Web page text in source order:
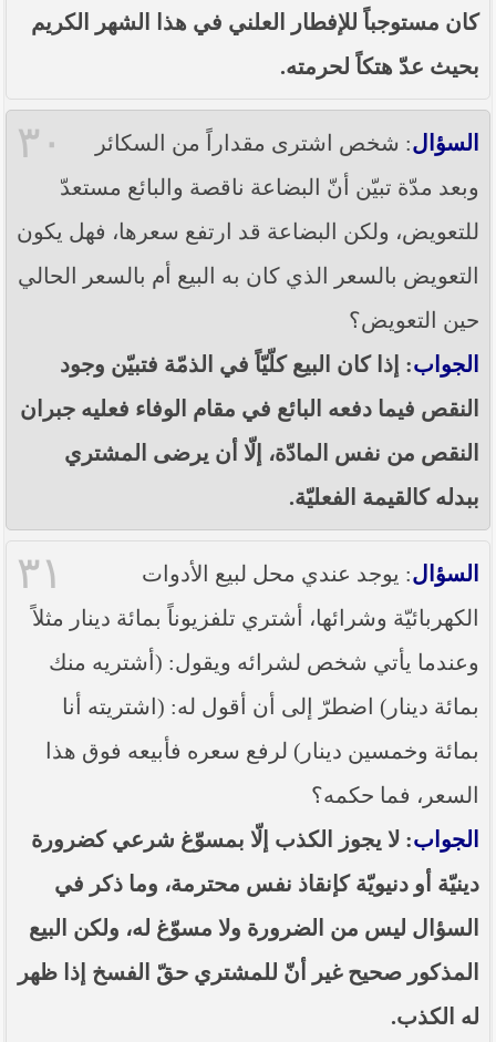
كان مستوجباً للإفطار العلني في هذا الشهر الكريم
بحيث عدّ هتكاً لحرمته.
٣٠ السؤال: شخص اشترى مقداراً من السكائر
وبعد مدّة تبيّن أنّ البضاعة ناقصة والبائع مستعدّ
للتعويض، ولكن البضاعة قد ارتفع سعرها، فهل يكون
التعويض بالسعر الذي كان به البيع أم بالسعر الحالي
حين التعويض؟
الجواب: إذا كان البيع كلّيّاً في الذمّة فتبيّن وجود
النقص فيما دفعه البائع في مقام الوفاء فعليه جبران
النقص من نفس المادّة، إلّا أن يرضى المشتري
ببدله كالقيمة الفعليّة.
٣١ السؤال: يوجد عندي محل لبيع الأدوات
الكهربائيّة وشرائها، أشتري تلفزيوناً بمائة دينار مثلاً
وعندما يأتي شخص لشرائه ويقول: (أشتريه منك
بمائة دينار) اضطرّ إلى أن أقول له: (اشتريته أنا
بمائة وخمسين دينار) لرفع سعره فأبيعه فوق هذا
السعر، فما حكمه؟
الجواب: لا يجوز الكذب إلّا بمسوّغ شرعي كضرورة
دينيّة أو دنيويّة كإنقاذ نفس محترمة، وما ذكر في
السؤال ليس من الضرورة ولا مسوّغ له، ولكن البيع
المذكور صحيح غير أنّ للمشتري حقّ الفسخ إذا ظهر
له الكذب.